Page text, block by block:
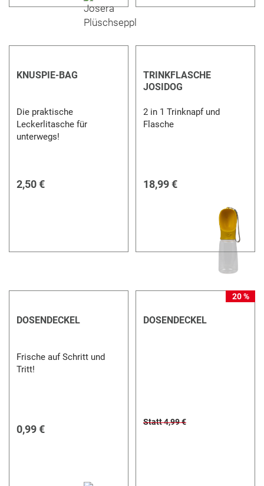
KNUSPIE-BAG
Die praktische
Leckerlitasche für
unterwegs!
2,50 €
TRINKFLASCHE
JOSIDOG
2 in 1 Trinknapf und
Flasche
18,99 €
DOSENDECKEL
Frische auf Schritt und
Tritt!
0,99 €
20 %
DOSENDECKEL
Statt 4,99 €